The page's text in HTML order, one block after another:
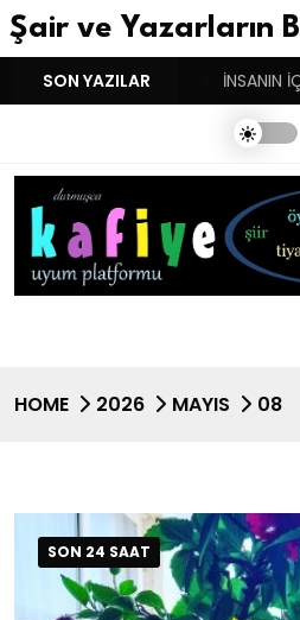
Şair ve Yazarların
SON YAZILAR
BASARINDIR! İNSANIN
HOME 2026 MAYIS 08
SON 24 SAAT